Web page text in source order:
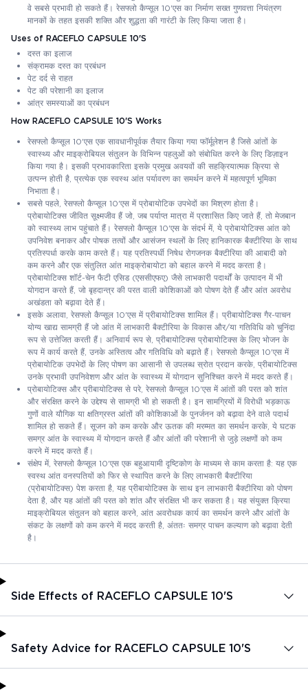
वे सबसे प्रभावी हो सकते हैं। रेसफ्लो कैप्सूल 10'एस का निर्माण सख्त गुणवत्ता नियंत्रण
मानकों के तहत इसकी शक्ति और शुद्धता की गारंटी के लिए किया जाता है।
Uses of RACEFLO CAPSULE 10'S
दस्त का इलाज
संक्रामक दस्त का प्रबंधन
पेट दर्द से राहत
पेट की परेशानी का इलाज
आंत्र समस्याओं का प्रबंधन
How RACEFLO CAPSULE 10'S Works
रेसफ्लो कैप्सूल 10'एस एक सावधानीपूर्वक तैयार किया गया फॉर्मूलेशन है जिसे आंतों के
स्वास्थ्य और माइक्रोबियल संतुलन के विभिन्न पहलुओं को संबोधित करने के लिए डिज़ाइन
किया गया है। इसकी प्रभावकारिता इसके प्रमुख अवयवों की सहक्रियात्मक क्रिया से
उत्पन्न होती है, प्रत्येक एक स्वस्थ आंत पर्यावरण का समर्थन करने में महत्वपूर्ण भूमिका
निभाता है।
सबसे पहले, रेसफ्लो कैप्सूल 10'एस में प्रोबायोटिक उपभेदों का मिश्रण होता है।
प्रोबायोटिक्स जीवित सूक्ष्मजीव हैं जो, जब पर्याप्त मात्रा में प्रशासित किए जाते हैं, तो मेजबान
को स्वास्थ्य लाभ पहुंचाते हैं। रेसफ्लो कैप्सूल 10'एस के संदर्भ में, ये प्रोबायोटिक्स आंत को
उपनिवेश बनाकर और पोषक तत्वों और आसंजन स्थलों के लिए हानिकारक बैक्टीरिया के साथ
प्रतिस्पर्धा करके काम करते हैं। यह प्रतिस्पर्धी निषेध रोगजनक बैक्टीरिया की आबादी को
कम करने और एक संतुलित आंत माइक्रोबायोटा को बहाल करने में मदद करता है।
प्रोबायोटिक्स शॉर्ट-चेन फैटी एसिड (एससीएफए) जैसे लाभकारी पदार्थों के उत्पादन में भी
योगदान करते हैं, जो बृहदान्त्र की परत वाली कोशिकाओं को पोषण देते हैं और आंत अवरोध
अखंडता को बढ़ावा देते हैं।
इसके अलावा, रेसफ्लो कैप्सूल 10'एस में प्रीबायोटिक्स शामिल हैं। प्रीबायोटिक्स गैर-पाचन
योग्य खाद्य सामग्री हैं जो आंत में लाभकारी बैक्टीरिया के विकास और/या गतिविधि को चुनिंदा
रूप से उत्तेजित करती हैं। अनिवार्य रूप से, प्रीबायोटिक्स प्रोबायोटिक्स के लिए भोजन के
रूप में कार्य करते हैं, उनके अस्तित्व और गतिविधि को बढ़ाते हैं। रेसफ्लो कैप्सूल 10'एस में
प्रोबायोटिक उपभेदों के लिए पोषण का आसानी से उपलब्ध स्रोत प्रदान करके, प्रीबायोटिक्स
उनके प्रभावी उपनिवेशण और आंत के स्वास्थ्य में योगदान सुनिश्चित करने में मदद करते हैं।
प्रोबायोटिक्स और प्रीबायोटिक्स से परे, रेसफ्लो कैप्सूल 10'एस में आंतों की परत को शांत
और संरक्षित करने के उद्देश्य से सामग्री भी हो सकती है। इन सामग्रियों में विरोधी भड़काऊ
गुणों वाले यौगिक या क्षतिग्रस्त आंतों की कोशिकाओं के पुनर्जनन को बढ़ावा देने वाले पदार्थ
शामिल हो सकते हैं। सूजन को कम करके और ऊतक की मरम्मत का समर्थन करके, ये घटक
समग्र आंत के स्वास्थ्य में योगदान करते हैं और आंतों की परेशानी से जुड़े लक्षणों को कम
करने में मदद करते हैं।
संक्षेप में, रेसफ्लो कैप्सूल 10'एस एक बहुआयामी दृष्टिकोण के माध्यम से काम करता है: यह एक
स्वस्थ आंत वनस्पतियों को फिर से स्थापित करने के लिए लाभकारी बैक्टीरिया
(प्रोबायोटिक्स) पेश करता है, यह प्रीबायोटिक्स के साथ इन लाभकारी बैक्टीरिया को पोषण
देता है, और यह आंतों की परत को शांत और संरक्षित भी कर सकता है। यह संयुक्त क्रिया
माइक्रोबियल संतुलन को बहाल करने, आंत अवरोधक कार्य का समर्थन करने और आंतों के
संकट के लक्षणों को कम करने में मदद करती है, अंततः समग्र पाचन कल्याण को बढ़ावा देती
है।
Side Effects of RACEFLO CAPSULE 10'S
Safety Advice for RACEFLO CAPSULE 10'S